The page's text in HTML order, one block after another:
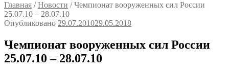
Главная /Новости /Чемпионат вооруженных сил России
25.07.10 – 28.07.10
Опубликовано 29.07.201029.05.2018
Чемпионат вооруженных сил России
25.07.10 – 28.07.10